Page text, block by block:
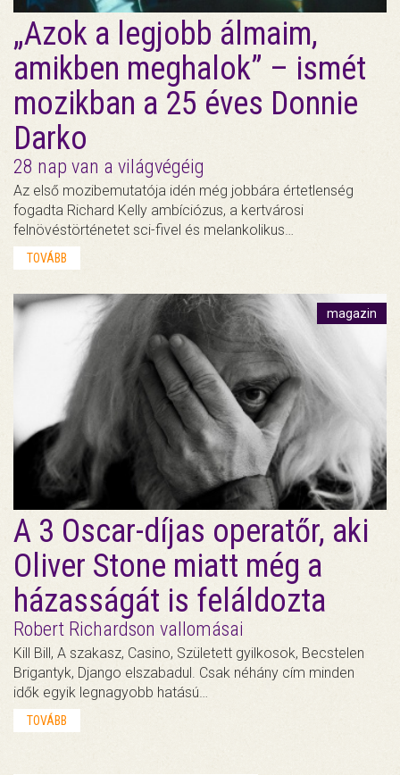
„Azok a legjobb álmaim,
amikben meghalok” – ismét
mozikban a 25 éves Donnie
Darko
28 nap van a világvégéig
Az első mozibemutatója idén még jobbára értetlenség
fogadta Richard Kelly ambíciózus, a kertvárosi
felnövéstörténetet sci-fivel és melankolikus…
TOVÁBB
magazin
A 3 Oscar-díjas operatőr, aki
Oliver Stone miatt még a
házasságát is feláldozta
Robert Richardson vallomásai
Kill Bill, A szakasz, Casino, Született gyilkosok, Becstelen
Brigantyk, Django elszabadul. Csak néhány cím minden
idők egyik legnagyobb hatású…
TOVÁBB